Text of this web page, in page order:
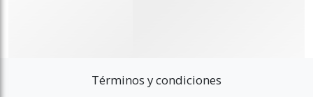
Términos y condiciones